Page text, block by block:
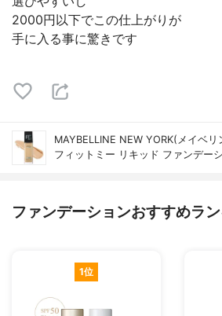
2000円以下でこの仕上がりが
手に入る事に驚きです
MAYBELLINE NEW YORK(メイベ
フィットミー リキッド ファンデー
ファンデーションおすすめラ
1位